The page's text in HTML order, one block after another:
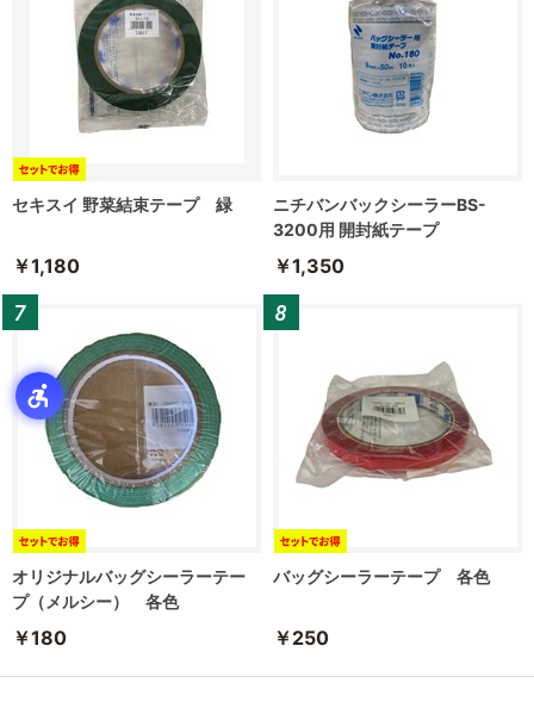
セキスイ 野菜結束テープ 緑
￥1,180
ニチバンバックシーラーBS-
3200用 開封紙テープ
￥1,350
オリジナルバッグシーラーテー
プ（メルシー） 各色
￥180
バッグシーラーテープ 各色
￥250